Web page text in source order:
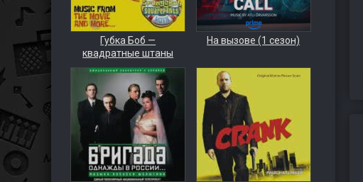
Губка Боб —
квадратные штаны
На вызове (1 сезон)